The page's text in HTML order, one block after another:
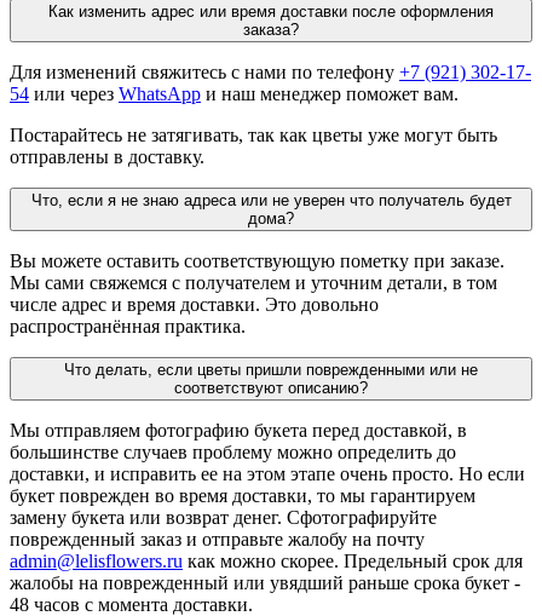
Как изменить адрес или время доставки после оформления
заказа?
Для изменений свяжитесь с нами по телефону +7 (921) 302-17-
54 или через WhatsApp и наш менеджер поможет вам.
Постарайтесь не затягивать, так как цветы уже могут быть
отправлены в доставку.
Что, если я не знаю адреса или не уверен что получатель будет
дома?
Вы можете оставить соответствующую пометку при заказе.
Мы сами свяжемся с получателем и уточним детали, в том
числе адрес и время доставки. Это довольно
распространённая практика.
Что делать, если цветы пришли поврежденными или не
соответствуют описанию?
Мы отправляем фотографию букета перед доставкой, в
большинстве случаев проблему можно определить до
доставки, и исправить ее на этом этапе очень просто. Но если
букет поврежден во время доставки, то мы гарантируем
замену букета или возврат денег. Сфотографируйте
поврежденный заказ и отправьте жалобу на почту
admin@lelisflowers.ru как можно скорее. Предельный срок для
жалобы на поврежденный или увядший раньше срока букет -
48 часов с момента доставки.